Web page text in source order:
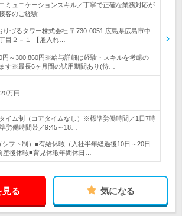
ミュニケーションスキル／丁寧で正確な業務対応が
客のご経験
りづるタワー株式会社 〒730-0051 広島県広島市中
目２－１ 【雇入れ…
円～300,860円※給与詳細は経験・スキルを考慮の
ます※最長6ヶ月間の試用期間あり(待…
万円
イム制（コアタイムなし）※標準労働時間／1日7時
労働時間帯／9:45～18…
シフト制）■有給休暇（入社半年経過後10日～20日
産後休暇■育児休暇年間休日…
見る 気になる